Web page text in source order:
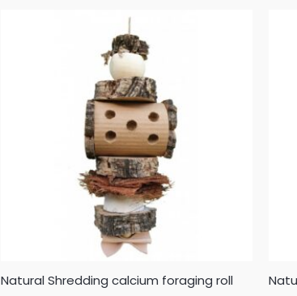
Natural Shredding calcium foraging roll